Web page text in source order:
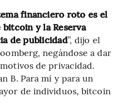
financiero roto es el
y la Reserva
de publicidad”, dijo el
negándose a dar
de privacidad.
B. Para mí y para un
de individuos, bitcoin